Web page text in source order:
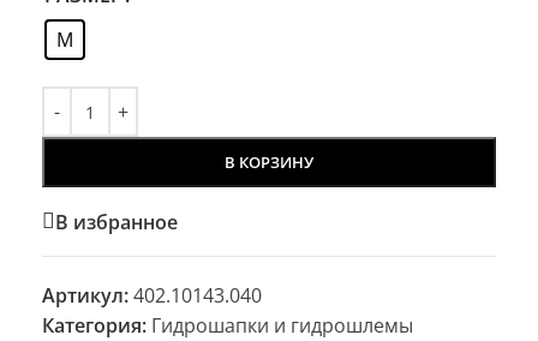
M
В КОРЗИНУ
В избранное
Артикул:402.10143.040
Категория: Гидрошапки и гидрошлемы